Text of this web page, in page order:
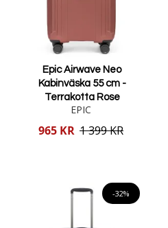
Epic Airwave Neo
Kabinväska 55 cm -
Terrakotta Rose
EPIC
Reducerat
965 KR 1 399 KR
-32%